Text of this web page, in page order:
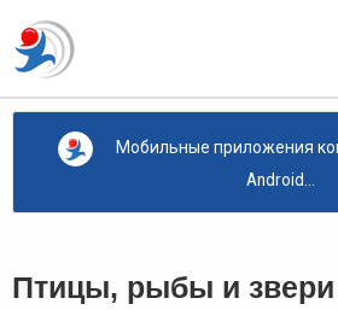
Мобильные приложения
Android...
Птицы, рыбы и звери